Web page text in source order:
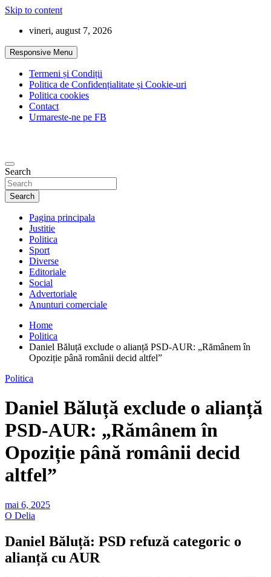
Skip to content
vineri, august 7, 2026
Responsive Menu
Termeni și Condiții
Politica de Confidențialitate și Cookie-uri
Politica cookies
Contact
Urmareste-ne pe FB
Search
Search
Pagina principala
Justitie
Politica
Sport
Diverse
Editoriale
Social
Advertoriale
Anunturi comerciale
Home
Politica
Daniel Băluță exclude o alianță PSD-AUR: „Rămânem în
Opoziție până românii decid altfel”
Politica
Daniel Băluță exclude o alianță
PSD-AUR: „Rămânem în
Opoziție până românii decid
altfel”
mai 6, 2025
O Delia
Daniel Băluță: PSD refuză categoric o
alianță cu AUR